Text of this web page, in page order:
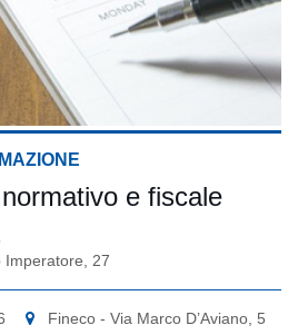
Aggiornamento normativo e fiscale
Imperatore, 27
Fineco - Via Marco D’Aviano, 5